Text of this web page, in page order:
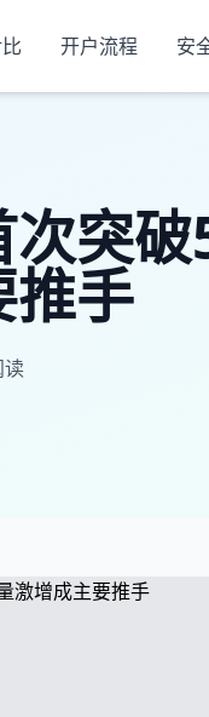
开户流程 安
突
推手
读